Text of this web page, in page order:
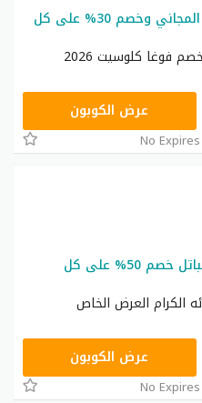
كود خصم فوغا كلوسيت الشحن المجاني وخصم 30% على كل
عش تجربة تسوق فريدة مع كود خصم فوغا كلوسيت 2026
عرض الكوبون
No Expires
كود خصم فوغا كلوسيت افنان الباتل خصم 50% على كل
الكرام العرض الخاص
عرض الكوبون
No Expires